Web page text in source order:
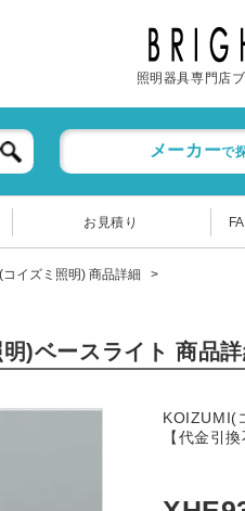
照明器具専門店
メーカーで
お見積り
イズミ照明) 商品詳細
)ベースライト 商品詳
KOIZUMI(
【代金引